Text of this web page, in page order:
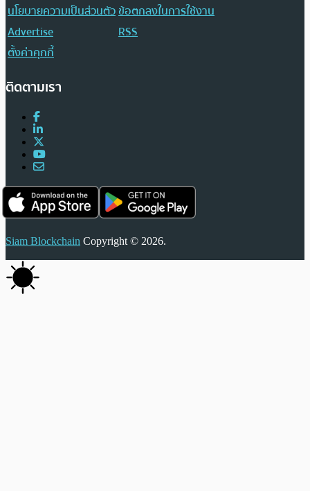
นโยบายความเป็นส่วนตัวข้อตกลงในการใช้งาน
Advertise
RSS
ตั้งค่าคุกกี้
ติดตามเรา
Siam Blockchain Copyright © 2026.